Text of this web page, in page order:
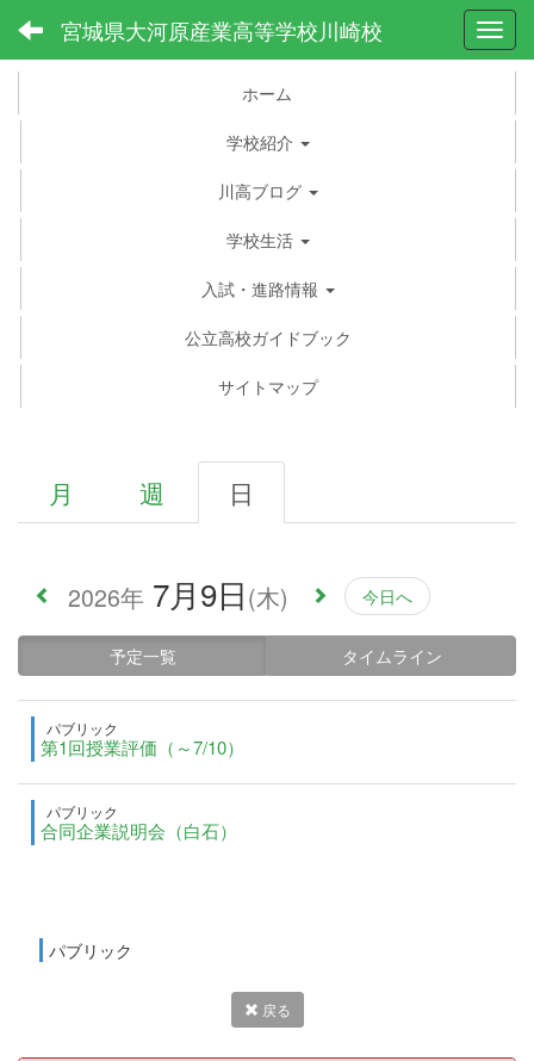
宮城県大河原産業高等学校川崎校
ホーム
学校紹介
川高ブログ
学校生活
入試・進路情報
公立高校ガイドブック
サイトマップ
月 週 日
2026年 7月9日(木) 今日へ
予定一覧 タイムライン
パブリック
第1回授業評価（～7/10）
パブリック
合同企業説明会（白石）
パブリック
戻る